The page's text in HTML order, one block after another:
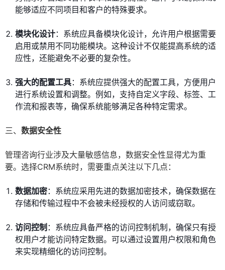
能够适应不同项目和客户的特殊要求。
模块化设计：系统应具备模块化设计，允许用户根据需要
启用或禁用不同功能模块。这种设计不仅能提高系统的适
应性，还能避免不必要的复杂性。
强大的配置工具：系统应提供强大的配置工具，方便用户
进行系统设置和调整。例如，支持自定义字段、标签、工
作流和报表等，确保系统能够满足各种特定需求。
三、 数据安全性
管理咨询行业涉及大量敏感信息，数据安全性显得尤为重
要。选择CRM系统时，需要重点关注以下几点：
数据加密：系统应采用先进的数据加密技术，确保数据在
存储和传输过程中不会被未经授权的人访问或窃取。
访问控制 ：系统应具备严格的访问控制机制，确保只有授
权用户才能访问特定数据。可以通过设置用户权限和角色
来实现精细化的访问控制。